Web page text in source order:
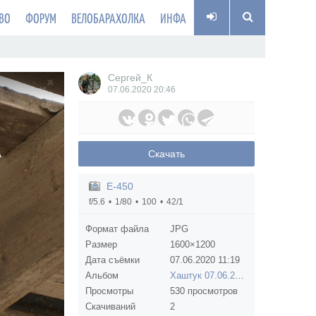
ФОРУМ ВЕЛОБАРАХОЛКА ИНФА
Сергей_К
07.06.2020 20:46
Скачать
E-450
f/5.6 1/80 100 42/1
Формат файла
JPG
Размер
1600×1200
Дата съёмки
07.06.2020 11:19
Альбом
Хаштук 07.06.2020.
Просмотры
530 просмотров
Скачиваний
2